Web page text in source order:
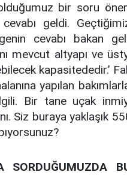
bir soru
geldi.
cevabı bakan
mevcut altyapı ve
kapasitededir.’
yapılan
Bir tane uçak
Siz buraya yaklaşık
SORDUĞUMUZDA